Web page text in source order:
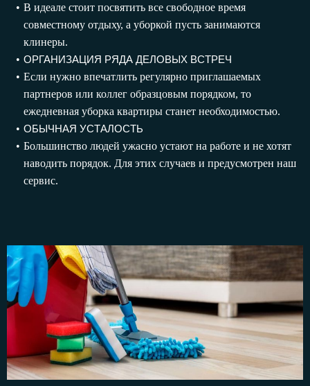
В идеале стоит посвятить все свободное время
совместному отдыху, а уборкой пусть занимаются
клинеры.
ОРГАНИЗАЦИЯ РЯДА ДЕЛОВЫХ ВСТРЕЧ
Если нужно впечатлить регулярно приглашаемых
партнеров или коллег образцовым порядком, то
ежедневная уборка квартиры станет необходимостью.
ОБЫЧНАЯ УСТАЛОСТЬ
Большинство людей ужасно устают на работе и не хотят
наводить порядок. Для этих случаев и предусмотрен наш
сервис.